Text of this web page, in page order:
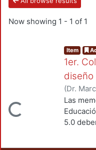
Now showing 1 - 1 of 1
Loading...
Item
1er.
diseño
(Dr.
05-01)
Alberto;
Las
5.0